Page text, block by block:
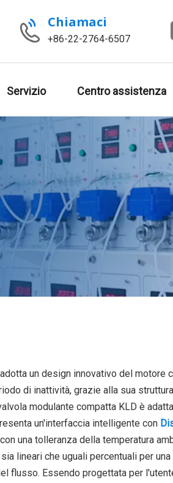
Chiamaci
+86-22-2764-6507
Servizio Centro assistenza
un design innovativo del motore
di inattività, grazie alla sua
modulante compatta KLD è
un'interfaccia intelligente con
una tolleranza della temperatura
lineari che uguali percentuali per
flusso. Essendo progettata per